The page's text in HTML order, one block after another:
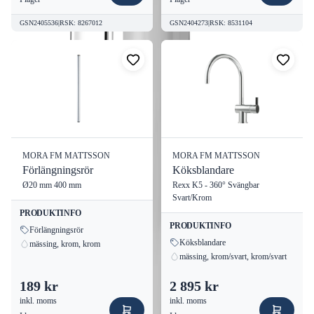
Techniska detaljer
Oklassade produkter
säkerhet. Optimal för alla som söker en kvalitativ och pålitlig
lösning för vattenhantering.
GSN2405536|RSK: 8267012 GSN2404273|RSK: 8531104
MORA FM MATTSSON
Förlängningsrör
Ø20 mm 400 mm
PRODUKTINFO
Förlängningsrör
mässing, krom, krom
189 kr
inkl. moms
MORA FM MATTSSON
Köksblandare
Rexx K5 - 360° Svängbar
Svart/Krom
PRODUKTINFO
Köksblandare
mässing, krom/svart, krom/svart
2 895 kr
inkl. moms